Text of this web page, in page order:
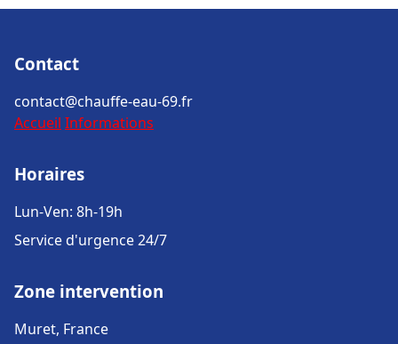
Contact
contact@chauffe-eau-69.fr
Accueil Informations
Horaires
Lun-Ven: 8h-19h
Service d'urgence 24/7
Zone intervention
Muret, France